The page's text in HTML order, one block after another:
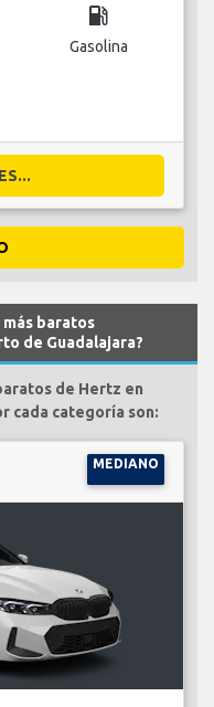
local_gas_station
Gasolina
más baratos
de Guadalajara?
de Hertz en
cada categoría son:
MEDIANO